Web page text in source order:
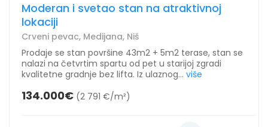
Moderan i svetao stan na atraktivnoj
lokaciji
Crveni pevac, Medijana, Niš
Prodaje se stan površine 43m2 + 5m2 terase, stan se
nalazi na četvrtim spartu od pet u starijoj zgradi
kvalitetne gradnje bez lifta. Iz ulaznog... više
134.000€ (2 791 €/m²)